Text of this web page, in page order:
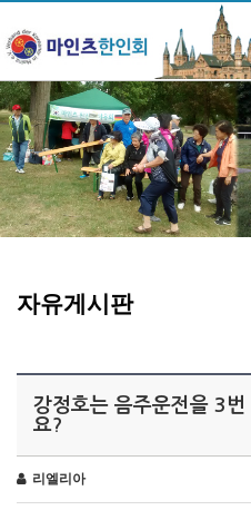
자유게시판
강정호는 음주운전을 3
요?
리엘리아